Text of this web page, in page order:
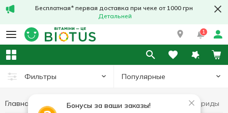
Бесплатная* первая доставка при чеке от 1000 грн
Детальней
1
Фильтры Популярные
Бонусы за ваши заказы!
Главная Препараты для пищеварения Фруктоолигосахариды